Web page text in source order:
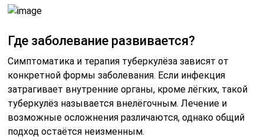
Где заболевание развивается?
Симптоматика и терапия туберкулёза зависят от
конкретной формы заболевания. Если инфекция
затрагивает внутренние органы, кроме лёгких, такой
туберкулёз называется внелёгочным. Лечение и
возможные осложнения различаются, однако общий
подход остаётся неизменным.